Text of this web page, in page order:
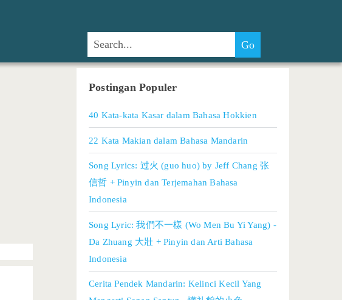
Postingan Populer
40 Kata-kata Kasar dalam Bahasa Hokkien
22 Kata Makian dalam Bahasa Mandarin
Song Lyrics: 过火 (guo huo) by Jeff Chang 张
信哲 + Pinyin dan Terjemahan Bahasa
Indonesia
Song Lyric: 我們不一樣 (Wo Men Bu Yi Yang) -
Da Zhuang 大壯 + Pinyin dan Arti Bahasa
Indonesia
Cerita Pendek Mandarin: Kelinci Kecil Yang